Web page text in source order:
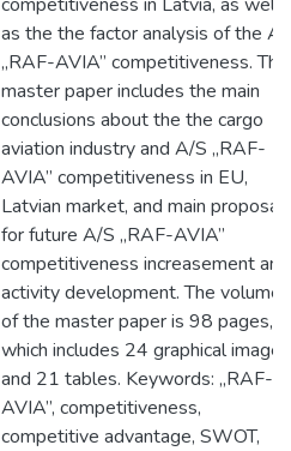
as the the factor analysis of the
„RAF-AVIA” competitiveness. The
master paper includes the main
conclusions about the the cargo
aviation industry and A/S „RAF-
AVIA” competitiveness in EU,
Latvian market, and main proposal
for future A/S „RAF-AVIA”
competitiveness increasement and
activity development. The volume
of the master paper is 98 pages,
which includes 24 graphical images
and 21 tables. Keywords: „RAF-
AVIA”, competitiveness,
competitive advantage, SWOT,